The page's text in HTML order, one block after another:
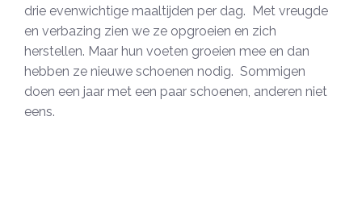
drie evenwichtige maaltijden per dag. Met vreugde
en verbazing zien we ze opgroeien en zich
herstellen. Maar hun voeten groeien mee en dan
hebben ze nieuwe schoenen nodig. Sommigen
doen een jaar met een paar schoenen, anderen niet
eens.